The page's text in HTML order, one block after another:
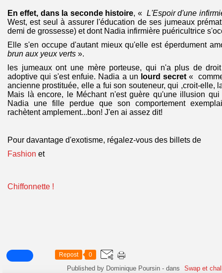
En effet, dans la seconde histoire, « L'Espoir d'une
West, est seul à assurer l'éducation de ses jumeaux
demi de grossesse) et dont Nadia infirmière puéricultrice
Elle s'en occupe d'autant mieux qu'elle est éperdument
brun aux yeux verts ».
les jumeaux ont une mère porteuse, qui n'a plus de
adoptive qui s'est enfuie. Nadia a un lourd secret«
ancienne prostituée, elle a fui son souteneur, qui ,croit-elle,
Mais là encore, le Méchant n'est guère qu'une illusion
Nadia une fille perdue que son comportement
rachètent amplement...bon! J'en ai assez dit!
Pour davantage d'exotisme, régalez-vous des billets de
Fashion et
Chiffonnette !
Repost 0
Published by Dominique Poursin -dans Swap et